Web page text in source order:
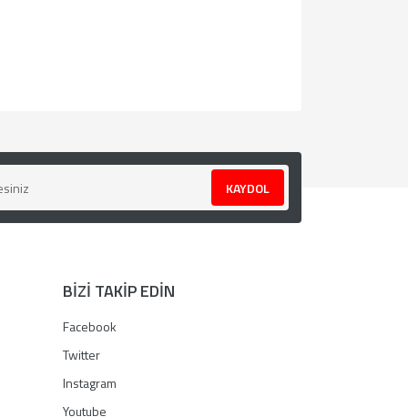
KAYDOL
BİZİ TAKİP EDİN
Facebook
Twitter
Instagram
Youtube